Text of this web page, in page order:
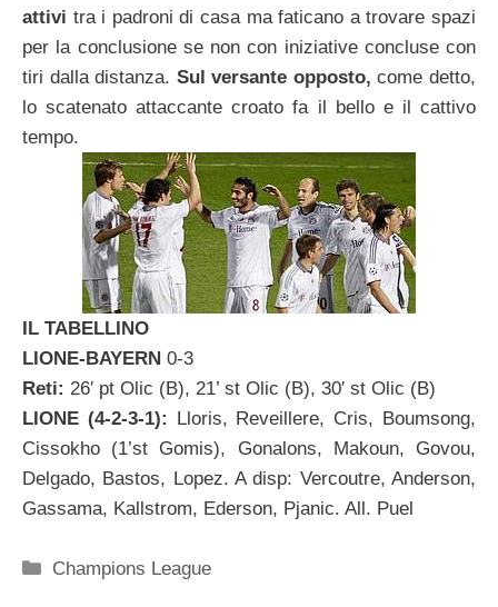
attivi tra i padroni di casa ma faticano a trovare spazi
per la conclusione se non con iniziative concluse con
tiri dalla distanza. Sul versante opposto, come detto,
lo scatenato attaccante croato fa il bello e il cattivo
tempo.
IL TABELLINO
LIONE-BAYERN 0-3
Reti: 26′ pt Olic (B), 21’ st Olic (B), 30′ st Olic (B)
LIONE (4-2-3-1): Lloris, Reveillere, Cris, Boumsong,
Cissokho (1’st Gomis), Gonalons, Makoun, Govou,
Delgado, Bastos, Lopez. A disp: Vercoutre, Anderson,
Gassama, Kallstrom, Ederson, Pjanic. All. Puel
Categorie
Champions League